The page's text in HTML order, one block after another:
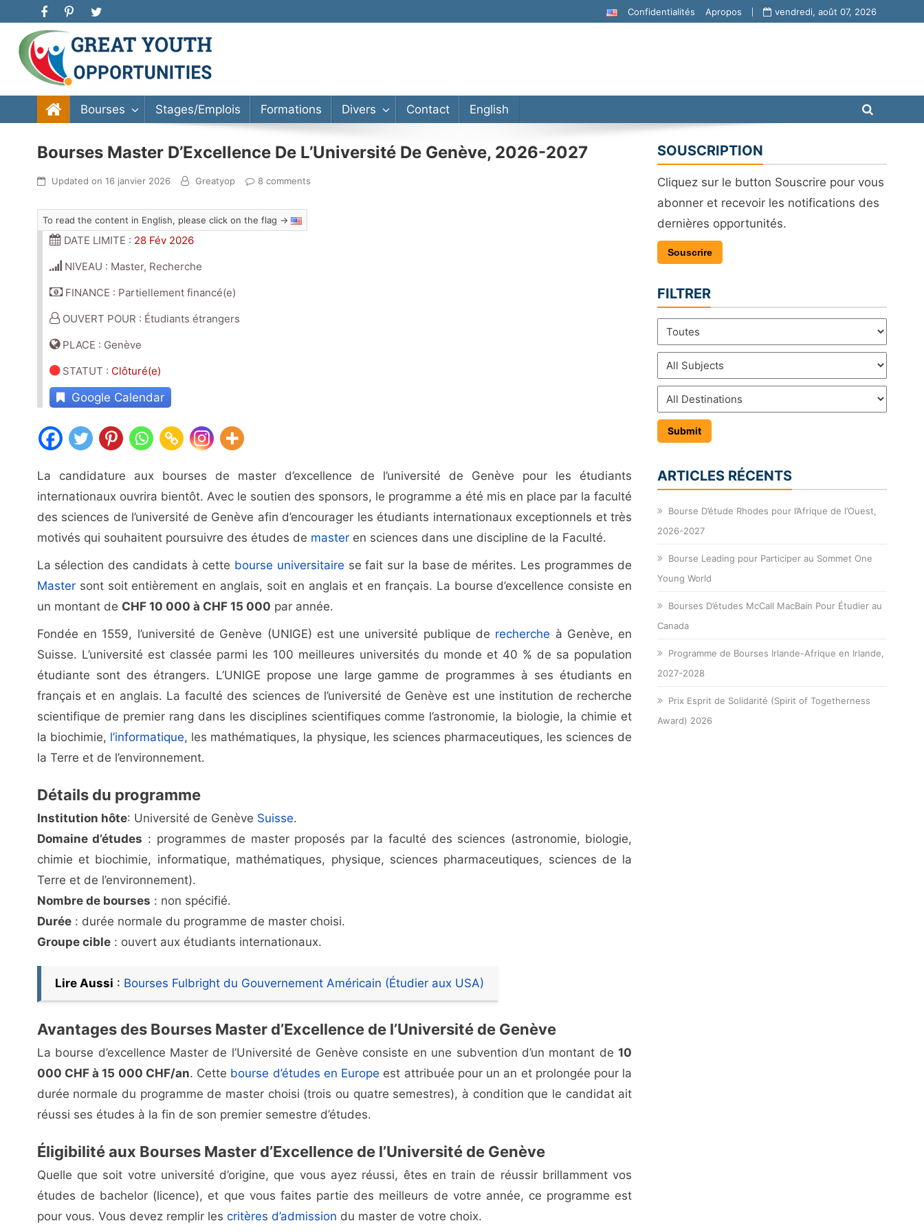
Confidentialités Apropos vendredi, août 07, 2026
Great Youth Opportunities
Bourse d’étude, stage, formation, entrepreneuriat
Bourses
Stages/Emplois Formations Divers Contact English
Bourses Master D’Excellence De L’Université De Genève, 2026-2027
Updated on 16 janvier 2026 Greatyop 8 comments
To read the content in English, please click on the flag →
DATE LIMITE : 28 Fév 2026
NIVEAU : Master, Recherche
FINANCE : Partiellement financé(e)
OUVERT POUR : Étudiants étrangers
PLACE : Genève
STATUT : Clôturé(e)
Google Calendar
La candidature aux bourses de master d’excellence de l’université de Genève pour les étudiants
internationaux ouvrira bientôt. Avec le soutien des sponsors, le programme a été mis en place par la faculté
des sciences de l’université de Genève afin d’encourager les étudiants internationaux exceptionnels et très
motivés qui souhaitent poursuivre des études de masteren sciences dans une discipline de la Faculté.
La sélection des candidats à cette bourse universitaire se fait sur la base de mérites. Les programmes de
Mastersont soit entièrement en anglais, soit en anglais et en français. La bourse d’excellence consiste en
un montant de CHF 10 000 à CHF 15 000 par année.
Fondée en 1559, l’université de Genève (UNIGE) est une université publique de recherche à Genève, en
Suisse. L’université est classée parmi les 100 meilleures universités du monde et 40 % de sa population
étudiante sont des étrangers. L’UNIGE propose une large gamme de programmes à ses étudiants en
français et en anglais. La faculté des sciences de l’université de Genève est une institution de recherche
scientifique de premier rang dans les disciplines scientifiques comme l’astronomie, la biologie, la chimie et
la biochimie, l’informatique, les mathématiques, la physique, les sciences pharmaceutiques, les sciences de
la Terre et de l’environnement.
Détails du programme
Institution hôte: Université de Genève Suisse.
Domaine d’études : programmes de master proposés par la faculté des sciences (astronomie, biologie,
chimie et biochimie, informatique, mathématiques, physique, sciences pharmaceutiques, sciences de la
Terre et de l’environnement).
Nombre de bourses : non spécifié.
Durée: durée normale du programme de master choisi.
Groupe cible: ouvert aux étudiants internationaux.
Lire Aussi : Bourses Fulbright du Gouvernement Américain (Étudier aux USA)
Avantages des Bourses Master d’Excellence de l’Université de Genève
La bourse d’excellence Master de l’Université de Genève consiste en une subvention d’un montant de10
000 CHF à 15 000 CHF/an. Cette bourse d’études en Europe est attribuée pour un an et prolongée pour la
durée normale du programme de master choisi (trois ou quatre semestres), à condition que le candidat ait
réussi ses études à la fin de son premier semestre d’études.
Éligibilité aux Bourses Master d’Excellence de l’Université de Genève
Quelle que soit votre université d’origine, que vous ayez réussi, êtes en train de réussir brillamment vos
études de bachelor (licence), et que vous faites partie des meilleurs de votre année, ce programme est
pour vous. Vous devez remplir les critères d’admission du master de votre choix.
SOUSCRIPTION
Cliquez sur le button Souscrire pour vous
abonner et recevoir les notifications des
dernières opportunités.
Souscrire
FILTRER
ARTICLES RÉCENTS
Bourse D’étude Rhodes pour l’Afrique de l’Ouest,
2026-2027
Bourse Leading pour Participer au Sommet One
Young World
Bourses D’études McCall MacBain Pour Étudier au
Canada
Programme de Bourses Irlande-Afrique en Irlande,
2027-2028
Prix Esprit de Solidarité (Spirit of Togetherness
Award) 2026